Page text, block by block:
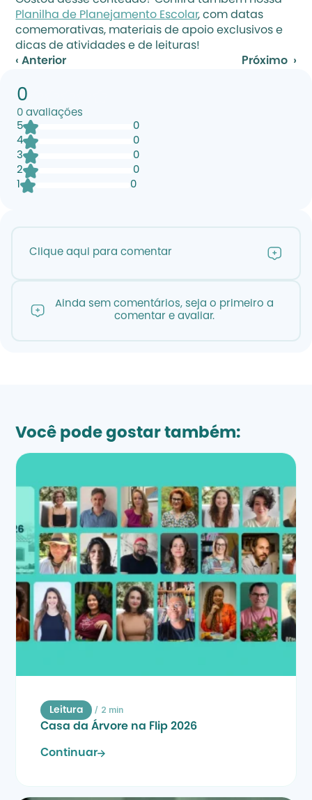
Planilha de Planejamento Escolar, com datas
comemorativas, materiais de apoio exclusivos e
dicas de atividades e de leituras!
‹ Anterior
Próximo  ›
0
0 avaliações
5
0
4
0
3
0
2
0
1
0
Clique aqui para comentar
Ainda sem comentários, seja o primeiro a
comentar e avaliar.
Você pode gostar também:
Leitura / 2 min
Casa da Árvore na Flip 2026
Continuar